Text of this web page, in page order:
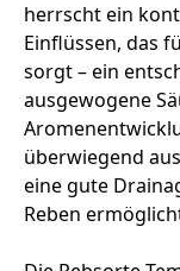
herrscht ein
Einflüssen, das
sorgt – ein
ausgewogene
überwiegend
eine gute
Reben